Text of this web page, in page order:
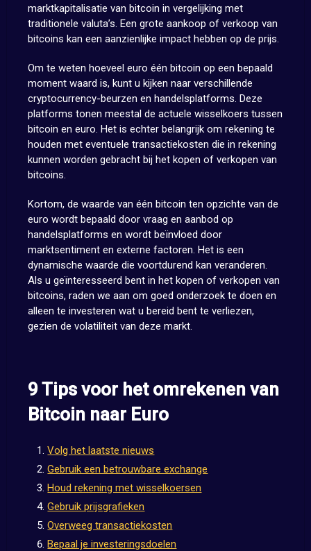
marktkapitalisatie van bitcoin in vergelijking met
traditionele valuta’s. Een grote aankoop of verkoop van
bitcoins kan een aanzienlijke impact hebben op de prijs.
Om te weten hoeveel euro één bitcoin op een bepaald
moment waard is, kunt u kijken naar verschillende
cryptocurrency-beurzen en handelsplatforms. Deze
platforms tonen meestal de actuele wisselkoers tussen
bitcoin en euro. Het is echter belangrijk om rekening te
houden met eventuele transactiekosten die in rekening
kunnen worden gebracht bij het kopen of verkopen van
bitcoins.
Kortom, de waarde van één bitcoin ten opzichte van de
euro wordt bepaald door vraag en aanbod op
handelsplatforms en wordt beïnvloed door
marktsentiment en externe factoren. Het is een
dynamische waarde die voortdurend kan veranderen.
Als u geïnteresseerd bent in het kopen of verkopen van
bitcoins, raden we aan om goed onderzoek te doen en
alleen te investeren wat u bereid bent te verliezen,
gezien de volatiliteit van deze markt.
9 Tips voor het omrekenen van
Bitcoin naar Euro
Volg het laatste nieuws
Gebruik een betrouwbare exchange
Houd rekening met wisselkoersen
Gebruik prijsgrafieken
Overweeg transactiekosten
Bepaal je investeringsdoelen